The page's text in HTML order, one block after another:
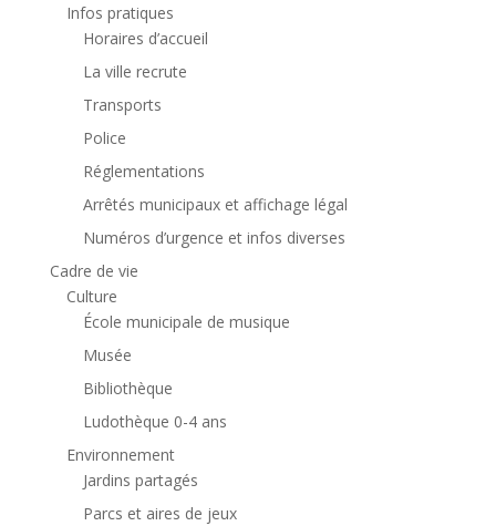
Infos pratiques
Horaires d’accueil
La ville recrute
Transports
Police
Réglementations
Arrêtés municipaux et affichage légal
Numéros d’urgence et infos diverses
Cadre de vie
Culture
École municipale de musique
Musée
Bibliothèque
Ludothèque 0-4 ans
Environnement
Jardins partagés
Parcs et aires de jeux